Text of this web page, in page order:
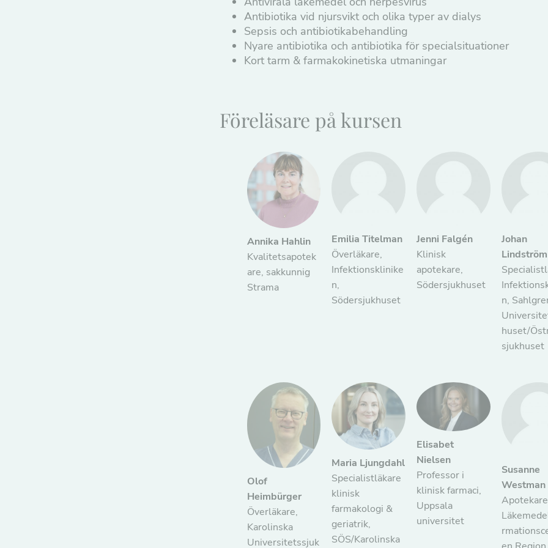
Antibiotika vid njursvikt och olika typer av dialys
Sepsis och antibiotikabehandling
Nyare antibiotika och antibiotika för specialsituationer
Kort tarm & farmakokinetiska utmaningar
Föreläsare på kursen
Annika Hahlin
Kvalitetsapotek
are, sakkunnig
Strama
Emilia Titelman
Överläkare,
Infektionsklinike
n,
Södersjukhuset
Jenni Falgén
Klinisk
apotekare,
Södersjukhuset
Johan
Lindström
n,
huset/
sjukhuset
Olof
Heimbürger
Överläkare,
Karolinska
Universitetssjuk
Maria Ljungdahl
Specialistläkare
klinisk
farmakologi &
geriatrik,
SÖS/Karolinska
Elisabet
Nielsen
Professor i
klinisk farmaci,
Uppsala
universitet
Susanne
Westman